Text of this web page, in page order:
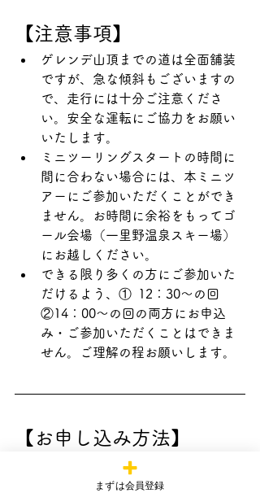
【注意事項】
ゲレンデ山頂までの道は全面舗装
ですが、急な傾斜もございますの
で、走行には十分ご注意くださ
い。安全な運転にご協力をお願い
いたします。
ミニツーリングスタートの時間に
間に合わない場合には、本ミニツ
アーにご参加いただくことができ
ません。お時間に余裕をもってゴ
ール会場（一里野温泉スキー場）
にお越しください。
できる限り多くの方にご参加いた
だけるよう、①	12：30～の回
②14：00～の回の両方にお申込
み・ご参加いただくことはできま
せん。ご理解の程お願いします。
【お申し込み方法】
定員に達し次第、締め切らせていただ
まずは会員登録